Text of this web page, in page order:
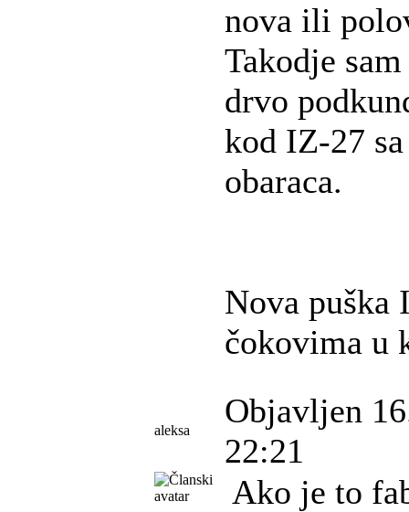
nova ili
Takodje
drvo
kod IZ-27
obaraca.
Nova puška
čokovima u
aleksa
Objavljen
22:21
Ako je to